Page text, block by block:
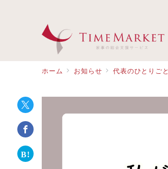
ホーム お知らせ 代表のひとりごと